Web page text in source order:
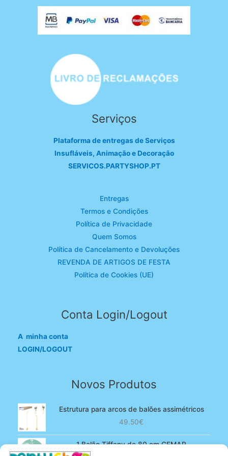
Serviços
Plataforma de entregas de Serviços
Insufláveis, Animação e Decoração
SERVICOS.PARTYSHOP.PT
Entregas
Termos e Condições
Política de Privacidade
Quem Somos
Política de Cancelamento e Devoluções
REVENDA DE ARTIGOS DE FESTA
Política de Cookies (UE)
Conta Login/Logout
A minha conta
LOGIN/LOGOUT
Novos Produtos
Estrutura para arcos de balões assimétricos
49.50€
1 Balão Tiffany de 80 cm GEMAR